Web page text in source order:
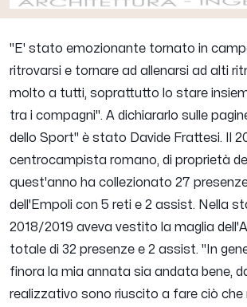
"E' stato emozionante tornato in
ritrovarsi e tornare ad allenarsi ad alti
molto a tutti, soprattutto lo stare
tra i compagni". A dichiararlo sulle
dello Sport" è stato Davide Frattesi. Il
centrocampista romano, di proprietà
quest'anno ha collezionato 27
dell'Empoli con 5 reti e 2 assist. Nella
2018/2019 aveva vestito la maglia
totale di 32 presenze e 2 assist. " In
finora la mia annata sia andata bene,
realizzativo sono riuscito a fare ciò